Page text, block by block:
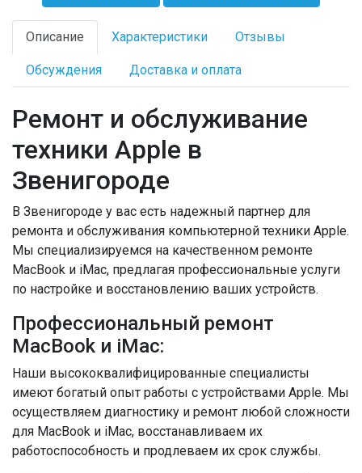
Описание Характеристики Отзывы
Обсуждения Доставка и оплата
Ремонт и обслуживание
техники Apple в
Звенигороде
В Звенигороде у вас есть надежный партнер для
ремонта и обслуживания компьютерной техники Apple.
Мы специализируемся на качественном ремонте
MacBook и iMac, предлагая профессиональные услуги
по настройке и восстановлению ваших устройств.
Профессиональный ремонт
MacBook и iMac:
Наши высококвалифицированные специалисты
имеют богатый опыт работы с устройствами Apple. Мы
осуществляем диагностику и ремонт любой сложности
для MacBook и iMac, восстанавливаем их
работоспособность и продлеваем их срок службы.